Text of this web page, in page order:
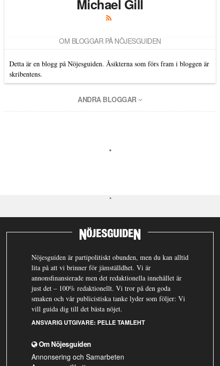
Michael Gill
OM BLOGGAR PÅ NÖJESGUIDEN
Detta är en blogg på Nöjesguiden. Åsikterna som förs fram i bloggen är
skribentens.
ANDRA BLOGGAR
Nöjesguiden är partipolitiskt obunden, men du kan alltid
lita på att vi brinner för jämställdhet. Vi är
annonsfinansierade men det redaktionella innehållet är
just det – 100% redaktionellt. Vi tror på den goda
smaken och vår publicistiska tanke lyder som följer: Vi
vill guida dig till det bästa nöjet.
ANSVARIG UTGIVARE: PELLE TAMLEHT
Om Nöjesguiden
Annonsering och Samarbeten